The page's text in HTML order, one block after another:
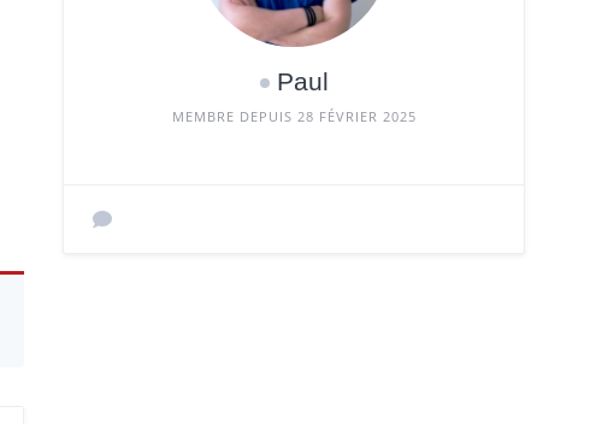
Paul
MEMBRE DEPUIS 28 FÉVRIER 2025